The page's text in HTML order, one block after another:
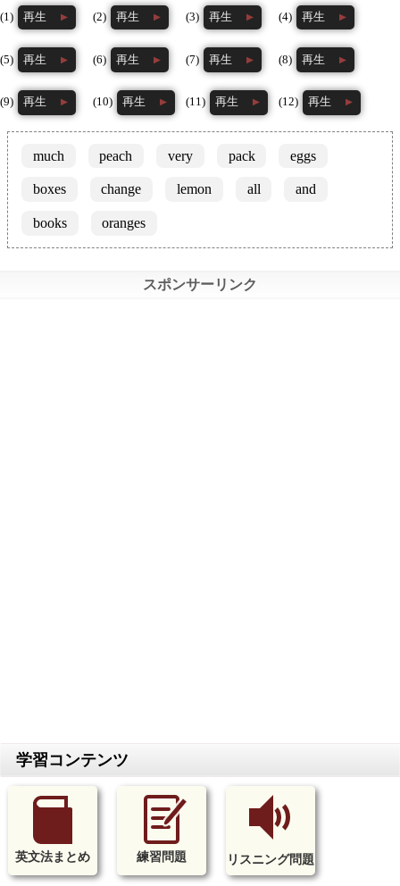
再生 再生 再生 再生
再生 再生 再生 再生
再生 再生 再生 再生
much peach very pack eggs
boxes change lemon all and
books oranges
英文法まとめ 練習問題 リスニング問題